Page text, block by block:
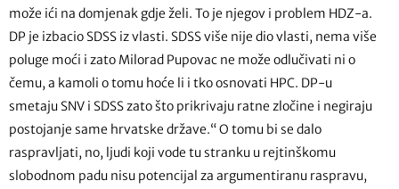
može ići na domjenak gdje želi. To je njegov i problem HDZ-a.
DP je izbacio SDSS iz vlasti. SDSS više nije dio vlasti, nema više
poluge moći i zato Milorad Pupovac ne može odlučivati ni o
čemu, a kamoli o tomu hoće li i tko osnovati HPC. DP-u
smetaju SNV i SDSS zato što prikrivaju ratne zločine i negiraju
postojanje same hrvatske države.“ O tomu bi se dalo
raspravljati, no, ljudi koji vode tu stranku u rejtinškomu
slobodnom padu nisu potencijal za argumentiranu raspravu,